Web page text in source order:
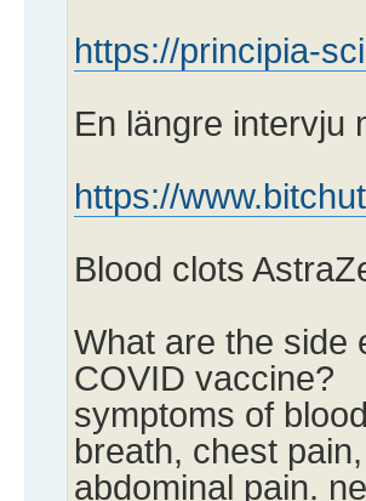
https://principia-
En längre intervju
https://
Blood clots
What are the side
COVID vaccine?
symptoms of
breath, chest
abdominal pain.